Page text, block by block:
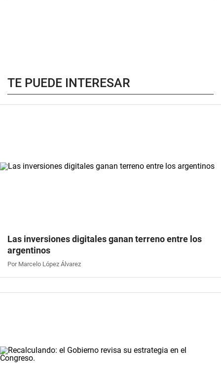
TE PUEDE INTERESAR
Las inversiones digitales ganan terreno entre los
argentinos
Por Marcelo López Álvarez